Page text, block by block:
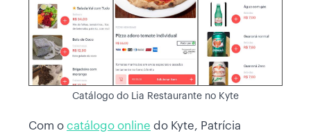
Catálogo do Lia Restaurante no Kyte
Com o catálogo online do Kyte, Patrícia